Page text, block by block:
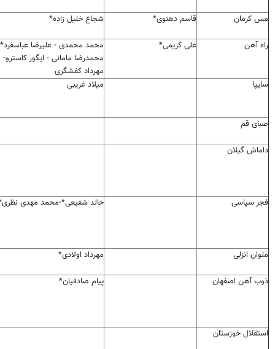
مس کرمان قاسم دهنوی* شجاع خلیل زاده*
راه آهن علی کریمی*
محمد محمدی - علیرضا
محمدرضا مامانی - ایگور کاسترو-
مهرداد کفشگری
سایپا
میلاد غریبی
صبای قم
داماش گیلان
فجر سپاسی خالد شفیعی*-محمد مهدی
ملوان انزلی مهرداد اولادی*
ذوب آهن اصفهان پیام صادقیان*
استقلال خوزستان